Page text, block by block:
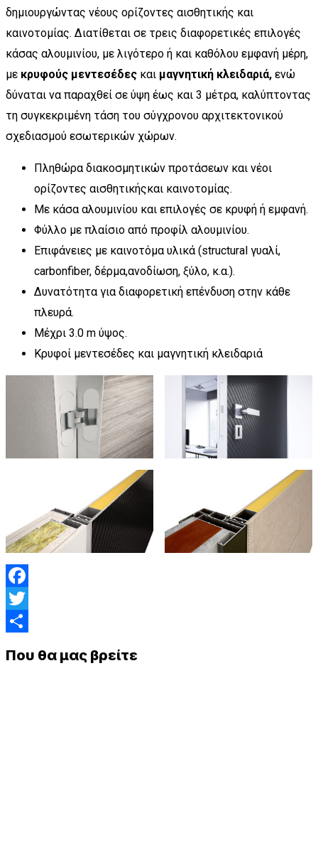
δημιουργώντας νέους ορίζοντες αισθητικής και
καινοτομίας. Διατίθεται σε τρεις διαφορετικές επιλογές
κάσας αλουμινίου, με λιγότερο ή και καθόλου εμφανή μέρη,
με κρυφούς μεντεσέδες και μαγνητική κλειδαριά, ενώ
δύναται να παραχθεί σε ύψη έως και 3 μέτρα, καλύπτοντας
τη συγκεκριμένη τάση του σύγχρονου αρχιτεκτονικού
σχεδιασμού εσωτερικών χώρων.
Πληθώρα διακοσμητικών προτάσεων και νέοι
ορίζοντες αισθητικήςκαι καινοτομίας.
Με κάσα αλουμινίου και επιλογές σε κρυφή ή εμφανή.
Φύλλο με πλαίσιο από προφίλ αλουμινίου.
Επιφάνειες με καινοτόμα υλικά (structural γυαλί,
carbonfiber, δέρμα,ανοδίωση, ξύλο, κ.α.).
Δυνατότητα για διαφορετική επένδυση στην κάθε
πλευρά.
Μέχρι 3.0 m ύψος.
Κρυφοί μεντεσέδες και μαγνητική κλειδαριά
Facebook
Twitter
Που θα μας βρείτε